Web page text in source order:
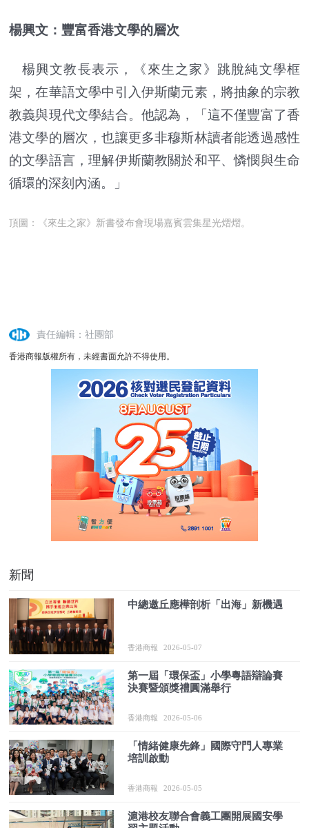
楊興文：豐富香港文學的層次
楊興文教長表示，《來生之家》跳脫純文學框
架，在華語文學中引入伊斯蘭元素，將抽象的宗教
教義與現代文學結合。他認為，「這不僅豐富了香
港文學的層次，也讓更多非穆斯林讀者能透過感性
的文學語言，理解伊斯蘭教關於和平、憐憫與生命
循環的深刻內涵。」
頂圖：《來生之家》新書發布會現場嘉賓雲集星光熠熠。
責任編輯：社團部
香港商報版權所有，未經書面允許不得使用。
新聞
中總邀丘應樺剖析「出海」新機遇
香港商報 2026-05-07
第一屆「環保盃」小學粵語辯論賽
決賽暨頒獎禮圓滿舉行
香港商報 2026-05-06
「情緒健康先鋒」國際守門人專業
培訓啟動
香港商報 2026-05-05
滬港校友聯合會義工團開展國安學